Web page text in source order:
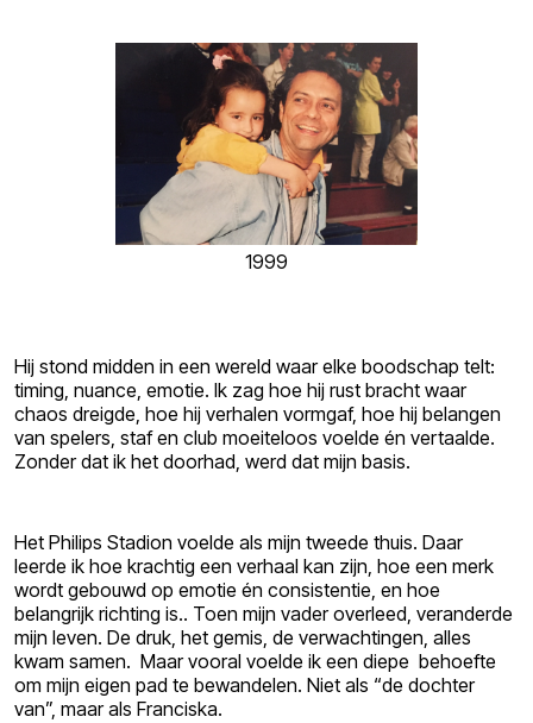
1999
Hij stond midden in een wereld waar elke boodschap telt:
timing, nuance, emotie. Ik zag hoe hij rust bracht waar
chaos dreigde, hoe hij verhalen vormgaf, hoe hij belangen
van spelers, staf en club moeiteloos voelde én vertaalde.
Zonder dat ik het doorhad, werd dat mijn basis.
Het Philips Stadion voelde als mijn tweede thuis. Daar
leerde ik hoe krachtig een verhaal kan zijn, hoe een merk
wordt gebouwd op emotie én consistentie, en hoe
belangrijk richting is.. Toen mijn vader overleed, veranderde
mijn leven. De druk, het gemis, de verwachtingen, alles
kwam samen. Maar vooral voelde ik een diepe behoefte
om mijn eigen pad te bewandelen. Niet als “de dochter
van”, maar als Franciska.